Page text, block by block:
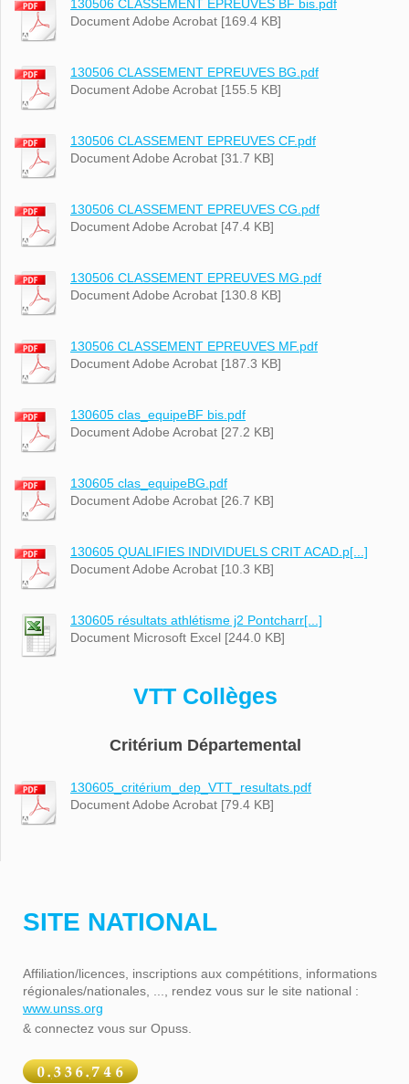
130506 CLASSEMENT EPREUVES BF bis.pdf
Document Adobe Acrobat [169.4 KB]
130506 CLASSEMENT EPREUVES BG.pdf
Document Adobe Acrobat [155.5 KB]
130506 CLASSEMENT EPREUVES CF.pdf
Document Adobe Acrobat [31.7 KB]
130506 CLASSEMENT EPREUVES CG.pdf
Document Adobe Acrobat [47.4 KB]
130506 CLASSEMENT EPREUVES MG.pdf
Document Adobe Acrobat [130.8 KB]
130506 CLASSEMENT EPREUVES MF.pdf
Document Adobe Acrobat [187.3 KB]
130605 clas_equipeBF bis.pdf
Document Adobe Acrobat [27.2 KB]
130605 clas_equipeBG.pdf
Document Adobe Acrobat [26.7 KB]
130605 QUALIFIES INDIVIDUELS CRIT ACAD.p[...]
Document Adobe Acrobat [10.3 KB]
130605 résultats athlétisme j2 Pontcharr[...]
Document Microsoft Excel [244.0 KB]
VTT Collèges
Critérium Départemental
130605_critérium_dep_VTT_resultats.pdf
Document Adobe Acrobat [79.4 KB]
SITE NATIONAL
Affiliation/licences, inscriptions aux compétitions, informations
régionales/nationales, ..., rendez vous sur le site national :
www.unss.org
& connectez vous sur Opuss.